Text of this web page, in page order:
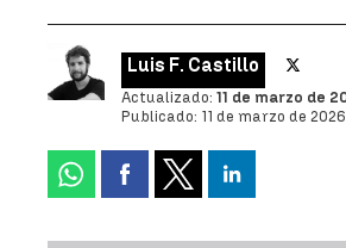
Luis F. Castillo
Actualizado:11 de marzo de
Publicado: 11 de marzo de